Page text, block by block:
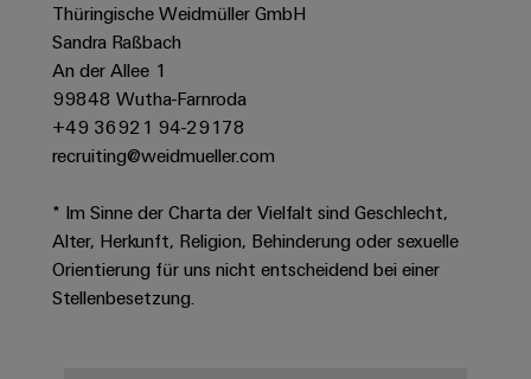
Wasseraufbereitung
&
Abwasseraufbereitung
Lösungen
für
die
und
Abwasserindustrie
Wasserstoff
Wasserstoff
Zubehör
Werkzeuge
Automaten
Software
Markierer
Industriedrucker
Thüringische Weidmüller GmbH
Sandra Raßbach
An der Allee 1
99848 Wutha-Farnroda
+49 36921 94-29178
recruiting@weidmueller.com
* Im Sinne der Charta der Vielfalt sind Geschlecht,
Alter, Herkunft, Religion, Behinderung oder sexuelle
Orientierung für uns nicht entscheidend bei einer
Stellenbesetzung.